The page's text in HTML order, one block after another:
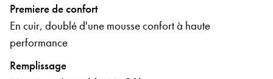
Premiere de confort
En cuir, doublé d'une mousse confort à haute
performance
Remplissage